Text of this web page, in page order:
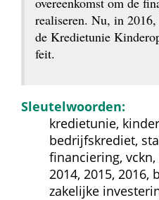
realiseren. Nu, in
de Kredietunie
feit.
Sleutelwoorden:
kredietunie,
bedrijfskrediet,
financiering,
2014, 2015, 2016,
zakelijke